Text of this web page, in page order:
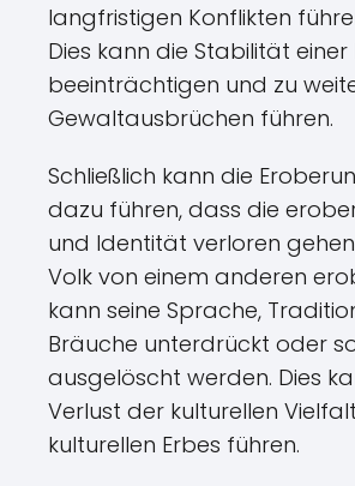
langfristigen Konflikten
Dies kann die Stabilität einer
beeinträchtigen und zu
Gewaltausbrüchen führen.
Schließlich kann die
dazu führen, dass die
und Identität verloren
Volk von einem anderen
kann seine Sprache,
Bräuche unterdrückt oder
ausgelöscht werden. Dies
Verlust der kulturellen
kulturellen Erbes führen.